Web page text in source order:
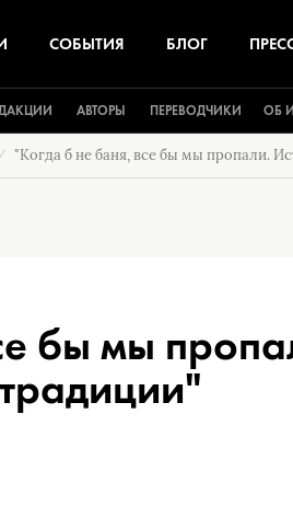
СОБЫТИЯ БЛОГ
АВТОРЫ ПЕРЕВОДЧИКИ ОБ
"Когда б не баня, все бы мы пропали.
бы мы